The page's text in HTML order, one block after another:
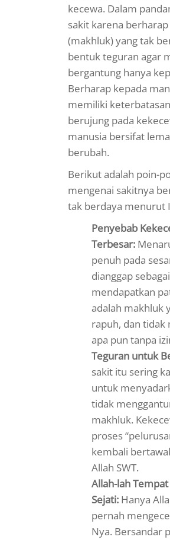
kecewa. Dalam
sakit karena
(makhluk) yang tak
bentuk teguran agar
bergantung hanya
Berharap kepada
memiliki
berujung pada
manusia bersifat
berubah.
Berikut adalah poin-
mengenai sakitnya
tak berdaya menurut
Penyebab
Terbesar:
penuh pada
dianggap
mendapatkan
adalah makhluk
rapuh, dan tidak
apa pun tanpa
Teguran untuk
sakit itu sering
untuk
tidak
makhluk.
proses
kembali
Allah SWT.
Allah-lah
Sejati: Hanya
pernah
Nya. Bersandar